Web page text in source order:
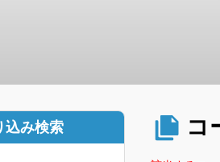
込み検索 コ